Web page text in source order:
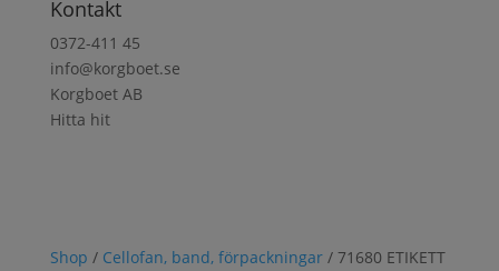
Kontakt
0372-411 45
info@korgboet.se
Korgboet AB
Hitta hit
Shop / Cellofan, band, förpackningar/ 71680 ETIKETT